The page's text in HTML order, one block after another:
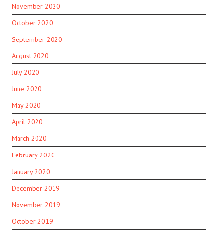
November 2020
October 2020
September 2020
August 2020
July 2020
June 2020
May 2020
April 2020
March 2020
February 2020
January 2020
December 2019
November 2019
October 2019